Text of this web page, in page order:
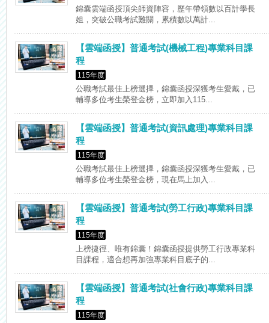
錦囊雲端函授頂尖師資陣容，歷年帶領數以百計學長
姐，突破公職考試難關，累積數以萬計...
【雲端函授】普通考試(機械工程)專業科目課
程
115年度
公職考試最佳上榜選擇，錦囊函授深獲考生愛戴，已
輔導多位考生榮登金榜，立即加入115...
【雲端函授】普通考試(資訊處理)專業科目課
程
115年度
公職考試最佳上榜選擇，錦囊函授深獲考生愛戴，已
輔導多位考生榮登金榜，現在馬上加入...
【雲端函授】普通考試(勞工行政)專業科目課
程
115年度
上榜捷徑、唯有錦囊！錦囊函授提供勞工行政專業科
目課程，適合想再加強專業科目底子的...
【雲端函授】普通考試(社會行政)專業科目課
程
115年度